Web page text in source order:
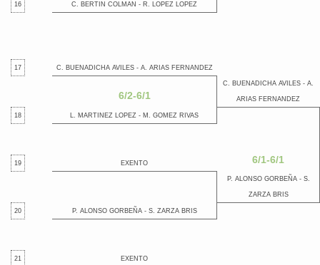
16 C. BERTIN COLMAN - R. LOPEZ LOPEZ
17 C. BUENADICHA AVILES - A. ARIAS FERNANDEZ
6/2-6/1
C. BUENADICHA AVILES - A.
ARIAS FERNANDEZ
18 L. MARTINEZ LOPEZ - M. GOMEZ RIVAS
6/1-6/1
19 EXENTO
P. ALONSO GORBEÑA - S.
ZARZA BRIS
20 P. ALONSO GORBEÑA - S. ZARZA BRIS
21 EXENTO